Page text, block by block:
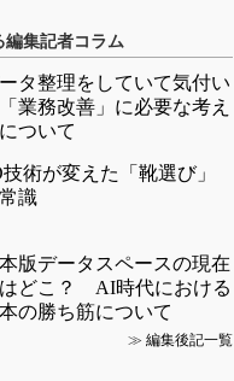
編集記者コラム
タ整理をしていて気付い
業務改善」に必要な考え
ついて
術が変えた「靴選び」
識
版データスペースの現在
どこ？ AI時代における
の勝ち筋について
≫ 編集後記一覧